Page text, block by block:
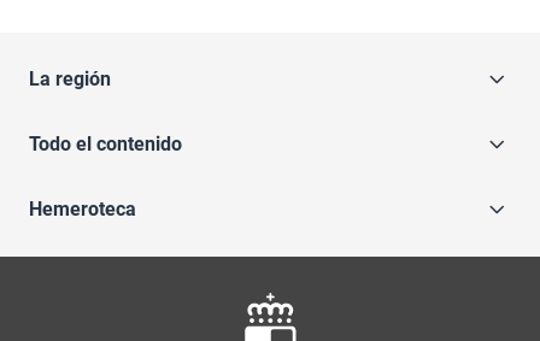
La región
Todo el contenido
Hemeroteca